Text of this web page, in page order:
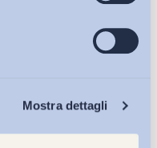
Mostra dettagli